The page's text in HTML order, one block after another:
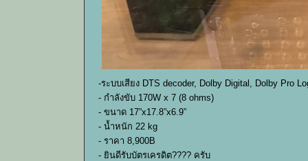
-ระบบเสียง DTS decoder, Dolby Digital, Dolby Pro
- กำลังขับ 170W x 7 (8 ohms)
- ขนาด 17”x17.8”x6.9”
- น้ำหนัก 22 kg
- ราคา 8,900B
- ยินดีรับบัตรเครดิต???? ครับ